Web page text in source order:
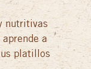
nutritivas
a
platillos